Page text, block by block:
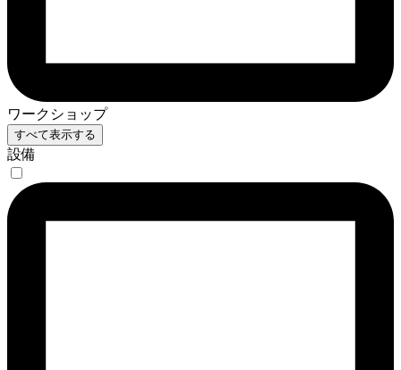
ワークショップ
すべて表示する
設備